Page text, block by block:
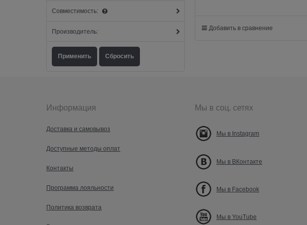
Совместимость:
Производитель:
Добавить в сравнение
Информация
Доставка и самовывоз
Доступные методы оплат
Контакты
Программа лояльности
Политика возврата
Мы в соц. сетях
Мы в Instagram
Мы в ВКонтакте
Мы в Facebook
Мы в YouTube